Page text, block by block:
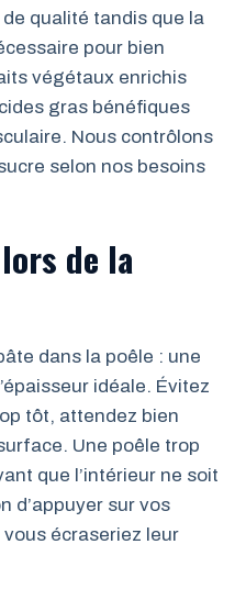
qualité tandis que la
pour bien
végétaux enrichis
gras bénéfiques
Nous contrôlons
selon nos besoins
de la
dans la poêle : une
idéale. Évitez
tôt, attendez bien
Une poêle trop
que l’intérieur ne soit
d’appuyer sur vos
écraseriez leur